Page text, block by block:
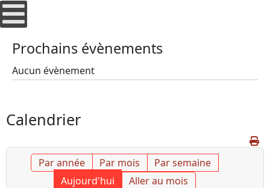
Prochains évènements
Aucun évènement
Calendrier
Par année Par mois
Par semaine
Aujourd'hui
Aller au mois